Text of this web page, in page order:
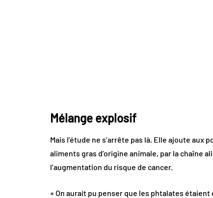
Mélange explosif
Mais l’étude ne s’arrête pas là. Elle ajoute
aliments gras d’origine animale, par la chaîne
l’augmentation du risque de cancer.
« On aurait pu penser que les phtalates